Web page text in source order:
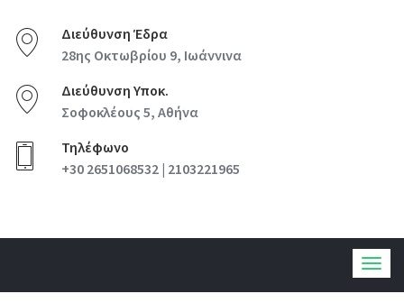
Διεύθυνση Έδρα
28ης Οκτωβρίου 9, Ιωάννινα
Διεύθυνση Υποκ.
Σοφοκλέους 5, Αθήνα
Τηλέφωνο
+30 2651068532 | 2103221965